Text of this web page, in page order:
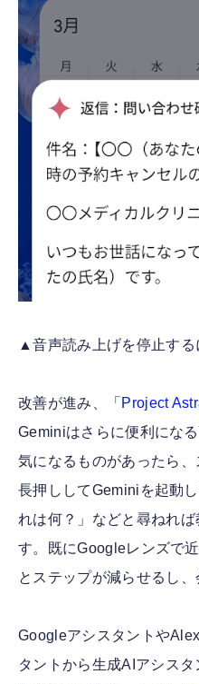
▲音声読み上げを停止す
改善が進み、「 Project
Geminiはさらに便利にな
気になるものがあったら
長押ししてGeminiを起動
れは何？」などと尋ねれ
す。既にGoogleレンズで
とステップが減らせるし、
Googleアシスタントや
タントから生成AIアシス